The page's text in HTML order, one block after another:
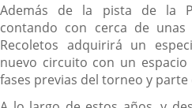
Además de la pista de la
contando con cerca de unas
Recoletos adquirirá un
nuevo circuito con un
fases previas del torneo y